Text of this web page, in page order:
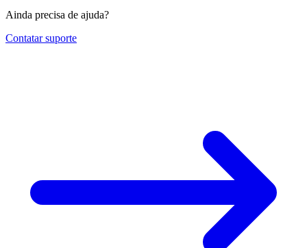
Ainda precisa de ajuda?
Contatar suporte